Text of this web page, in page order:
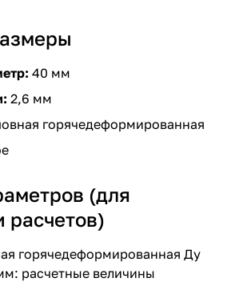
40 мм
2,6 мм
горячедеформированная
(для
расчетов)
горячедеформированная Ду
расчетные величины